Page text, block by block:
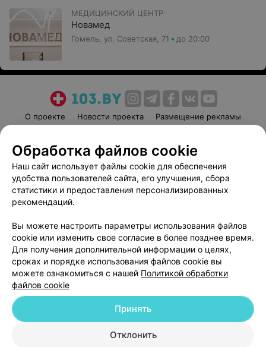
МЕДИЦИНСКИЙ ЦЕНТР
Новамед
Гомель, ул. Советская, 71 до 20:00
О проекте Новости проекта
Размещение рекламы
Пользовательское соглашение
Способы оплаты
Вакансии
Партнеры
Написать руководителю 103.by
Обработка персональных данных
© 2026 ООО «Артокс Лаб», УНП 191700409
| 220012, Республика Беларусь,
Обработка файлов cookie
Наш сайт использует файлы cookie для обеспечения
удобства пользователей сайта, его улучшения, сбора
статистики и предоставления персонализированных
рекомендаций.
Вы можете настроить параметры использования файлов
cookie или изменить свое согласие в более позднее время.
Для получения дополнительной информации о целях,
сроках и порядке использования файлов cookie вы
можете ознакомиться с нашей Политикой обработки
файлов cookie
Отклонить
Принять